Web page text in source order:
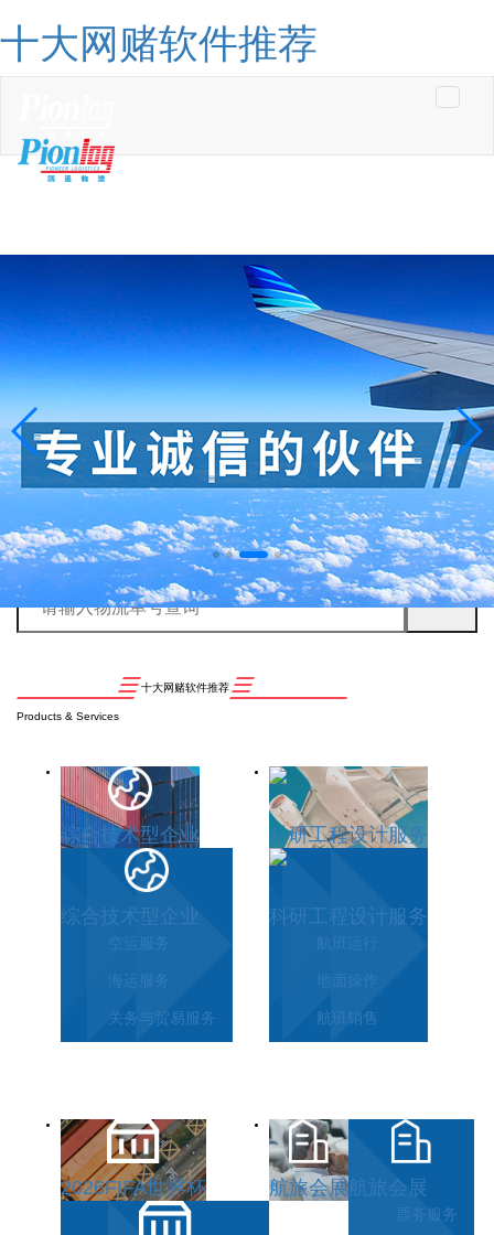
十大网赌软件推荐
十大网赌软件推荐
Products & Services
综合技术型企业
综合技术型企业
空运服务
海运服务
关务与贸易服务
科研工程设计服务
科研工程设计服务
航班运行
地面操作
航班销售
2026FIFA世界杯 航旅会展航旅会展
票务服务